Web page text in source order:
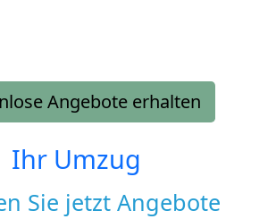
Angebote erhalten
Ihr Umzug
Sie jetzt Angebote